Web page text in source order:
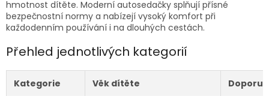
í
p
v
k
y
v
hmotnost dítěte. Moderní autosedačky splňují přísné
bezpečnostní normy a nabízejí vysoký komfort při
každodenním používání i na dlouhých cestách.
Přehled jednotlivých kategorií
Kategorie Věk dítěte